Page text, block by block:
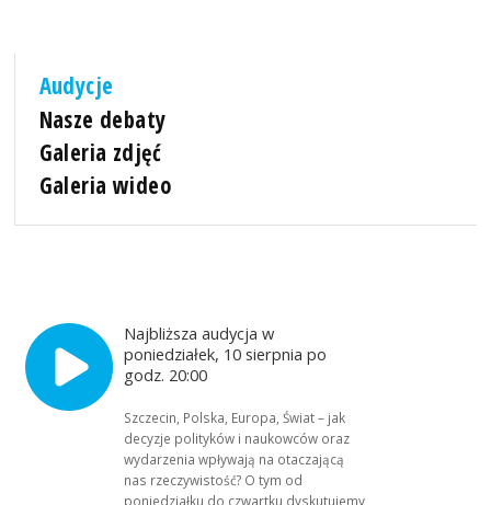
Audycje
Nasze debaty
Galeria zdjęć
Galeria wideo
Najbliższa audycja w
poniedziałek, 10 sierpnia po
godz. 20:00
Szczecin, Polska, Europa, Świat – jak
decyzje polityków i naukowców oraz
wydarzenia wpływają na otaczającą
nas rzeczywistość? O tym od
poniedziałku do czwartku dyskutujemy